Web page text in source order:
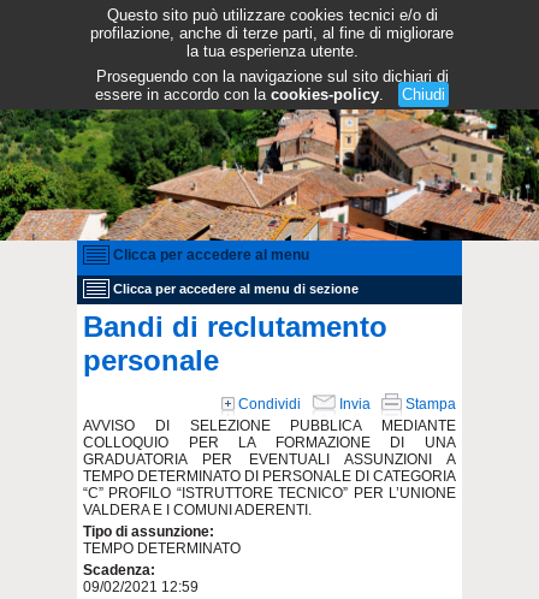
Questo sito può utilizzare cookies tecnici e/o di
profilazione, anche di terze parti, al fine di migliorare
la tua esperienza utente.
Proseguendo con la navigazione sul sito dichiari di
essere in accordo con la cookies-policy. Chiudi
Clicca per accedere al menu
Clicca per accedere al menu di sezione
Bandi di reclutamento
personale
Condividi Invia
Stampa
AVVISO DI SELEZIONE PUBBLICA MEDIANTE
COLLOQUIO PER LA FORMAZIONE DI UNA
GRADUATORIA PER EVENTUALI ASSUNZIONI A
TEMPO DETERMINATO DI PERSONALE DI CATEGORIA
“C” PROFILO “ISTRUTTORE TECNICO” PER L’UNIONE
VALDERA E I COMUNI ADERENTI.
Tipo di assunzione:
TEMPO DETERMINATO
Scadenza:
09/02/2021 12:59